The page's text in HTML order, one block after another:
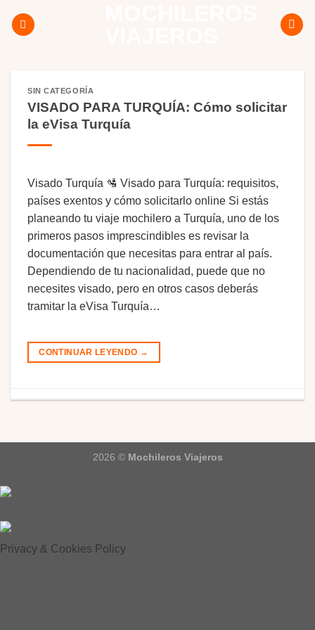
SIN CATEGORÍA
VISADO PARA TURQUÍA: Cómo solicitar
la eVisa Turquía
Visado Turquía 🛂 Visado para Turquía: requisitos,
países exentos y cómo solicitarlo online Si estás
planeando tu viaje mochilero a Turquía, uno de los
primeros pasos imprescindibles es revisar la
documentación que necesitas para entrar al país.
Dependiendo de tu nacionalidad, puede que no
necesites visado, pero en otros casos deberás
tramitar la eVisa Turquía…
CONTINUAR LEYENDO →
2026 © Mochileros Viajeros
Privacy & Cookies Policy